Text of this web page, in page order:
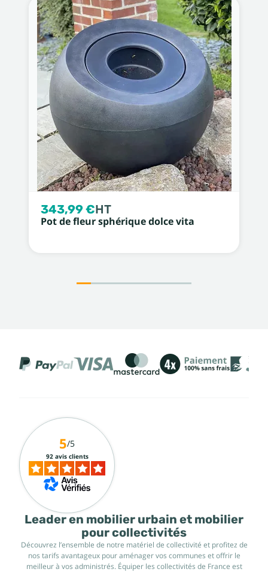
343,99 €HT
Pot de fleur sphérique dolce vita
Leader en mobilier urbain et mobilier
pour collectivités
Découvrez l’ensemble de notre matériel de collectivité et profitez de
nos tarifs avantageux pour aménager vos communes et offrir le
meilleur à vos administrés. Équiper les collectivités de France est
5/5
92 avis clients